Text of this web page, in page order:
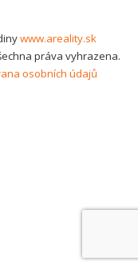
www.areality.sk
práva vyhrazena.
osobních údajů